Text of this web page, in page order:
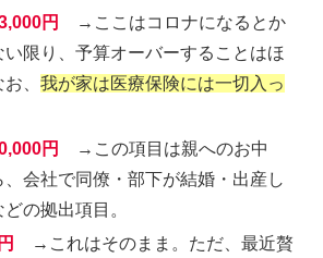
円
→ここはコロナになるとか
限り、予算オーバーすることはほ
お、我が家は医療保険には一切入っ
円
→この項目は親へのお中
会社で同僚・部下が結婚・出産し
の拠出項目。
→これはそのまま。ただ、最近贅